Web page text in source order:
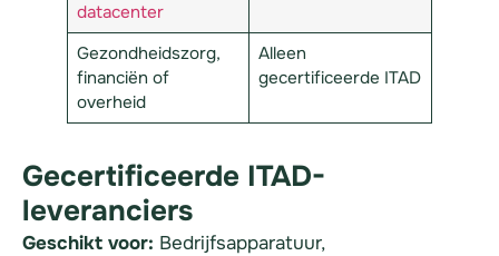
datacenter
Gezondheidszorg,
financiën of
overheid
Alleen
gecertificeerde ITAD
Gecertificeerde ITAD-
leveranciers
Geschikt voor: Bedrijfsapparatuur,